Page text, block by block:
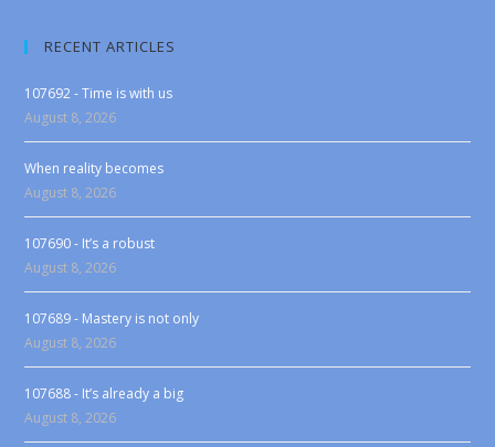
RECENT ARTICLES
107692 - Time is with us
August 8, 2026
When reality becomes
August 8, 2026
107690 - It’s a robust
August 8, 2026
107689 - Mastery is not only
August 8, 2026
107688 - It’s already a big
August 8, 2026